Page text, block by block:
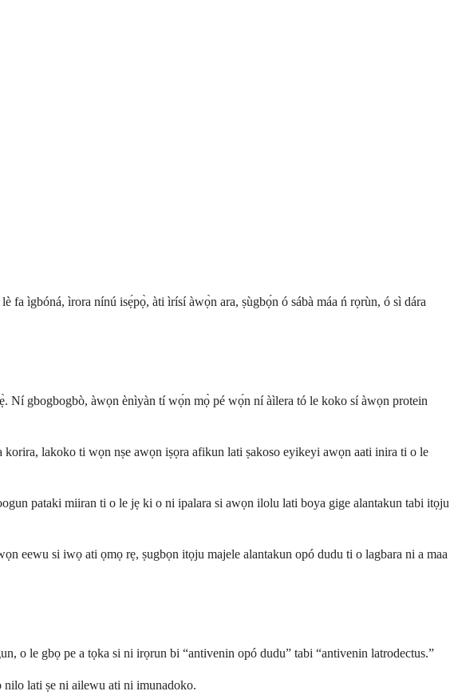
ìgbóná, ìrora nínú isẹ́pọ̀, àti ìrísí àwọ̀n ara, ṣùgbọ́n ó sábà máa ń rọrùn, ó sì dára
gbogbogbò, àwọn ènìyàn tí wọ́n mọ̀ pé wọ́n ní àìlera tó le koko sí àwọn protein
lakoko ti wọn nṣe awọn iṣọra afikun lati ṣakoso eyikeyi awọn aati inira ti o le
pataki miiran ti o le jẹ ki o ni ipalara si awọn ilolu lati boya gige alantakun tabi itọju
eewu si iwọ ati ọmọ rẹ, ṣugbọn itọju majele alantakun opó dudu ti o lagbara ni a maa
o le gbọ pe a tọka si ni irọrun bi “antivenin opó dudu” tabi “antivenin latrodectus.”
lati ṣe ni ailewu ati ni imunadoko.